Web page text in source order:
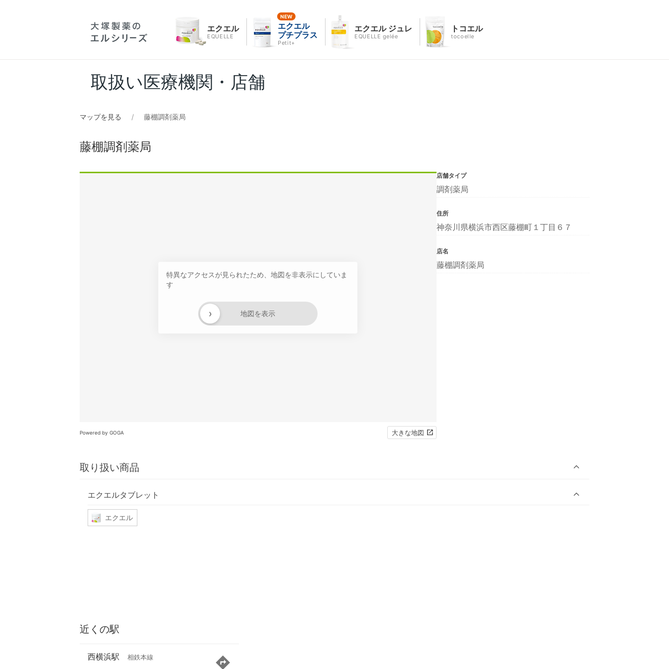
エクエル
EQUELLE
エクエル
プチプラス
Petit+
エクエル ジュレ
EQUELLE gelée
トコエル
tocoelle
取扱い医療機関・店舗
マップを見る 藤棚調剤薬局
藤棚調剤薬局
特異なアクセスが見られたため、地図を非表示にしていま
す
地図を表示
›
Powered by GOGA 大きな地図
取り扱い商品
エクエルタブレット
エクエル
店舗タイプ
調剤薬局
住所
神奈川県横浜市西区藤棚町１丁目６７
店名
藤棚調剤薬局
近くの駅
西横浜駅 相鉄本線